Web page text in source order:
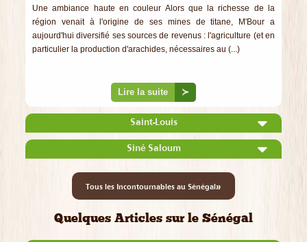
Une ambiance haute en couleur Alors que la richesse de la
région venait à l'origine de ses mines de titane, M'Bour a
aujourd'hui diversifié ses sources de revenus : l'agriculture (et en
particulier la production d'arachides, nécessaires au (...)
Lire la suite ≻
Saint-Louis
Siné Saloum
Tous les Incontournables au Sénégal»
Quelques Articles sur le Sénégal